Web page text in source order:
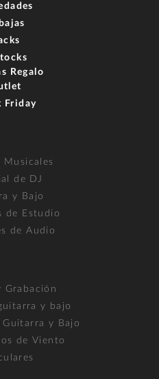
Regalo
Friday
Musicales
de DJ
y Bajo
de Estudio
de Audio
Grabación
y bajo
y Bajo
de Viento